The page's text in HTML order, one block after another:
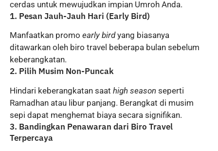
cerdas untuk mewujudkan impian Umroh Anda.
1. Pesan Jauh-Jauh Hari (Early Bird)
Manfaatkan promo early birdyang biasanya
ditawarkan oleh biro travel beberapa bulan sebelum
keberangkatan.
2. Pilih Musim Non-Puncak
Hindari keberangkatan saat high season seperti
Ramadhan atau libur panjang. Berangkat di musim
sepi dapat menghemat biaya secara signifikan.
3. Bandingkan Penawaran dari Biro Travel
Terpercaya